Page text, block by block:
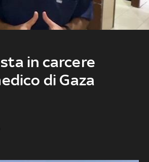
in carcere
di Gaza